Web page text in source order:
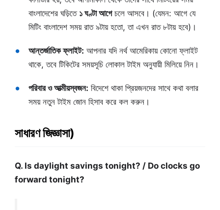
বাংলাদেশের ঘড়িতে ১ ঘণ্টা আগেচলে আসবে। (যেমন: আগে যে
মিটিং বাংলাদেশ সময় রাত ৯টায় হতো, তা এখন রাত ৮টায় হবে)।
আন্তর্জাতিক ফ্লাইট: আপনার যদি নর্থ আমেরিকায় কোনো ফ্লাইট
থাকে, তবে টিকিটের সময়সূচি লোকাল টাইম অনুযায়ী মিলিয়ে নিন।
পরিবার ও আত্মীয়স্বজন: বিদেশে থাকা প্রিয়জনদের সাথে কথা বলার
সময় নতুন টাইম জোন হিসাব করে কল করুন।
সাধারণ জিজ্ঞাসা)
Q. Is daylight savings tonight? / Do clocks go
forward tonight?